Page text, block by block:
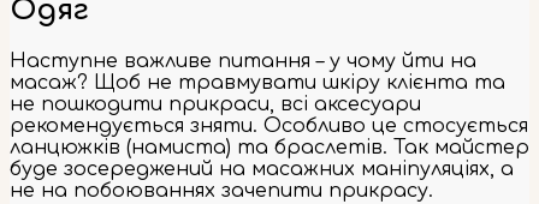
Одяг
Наступне важливе питання – у чому йти на
масаж? Щоб не травмувати шкіру клієнта та
не пошкодити прикраси, всі аксесуари
рекомендується зняти. Особливо це стосується
ланцюжків (намиста) та браслетів. Так майстер
буде зосереджений на масажних маніпуляціях, а
не на побоюваннях зачепити прикрасу.